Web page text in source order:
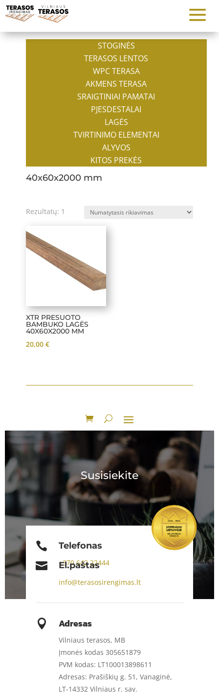
STOGINĖS
TERASOS LENTOS
WPC TERASA
AKMENS TERASA
SRAIGTINIAI PAMATAI
PJESDESTALAI
LAGĖS
TVIRTINIMO ELEMENTAI
ALYVOS
KITOS PREKĖS
40x60x2000 mm
Rezultatų: 1
XTR PRESUOTO
BAMBUKO LAGĖS
40X60X2000 MM
20,00 €
Susisiekite
 Telefonas
+370642 22444
 El.paštas
info@terasosirengimas.lt
 Adresas
Vilniaus terasos, MB
Įmonės kodas 305651879
PVM kodas: LT100013898611
Adresas: Prašiškių g. 51, Vanaginė,
LT-14332 Vilniaus r. sav.